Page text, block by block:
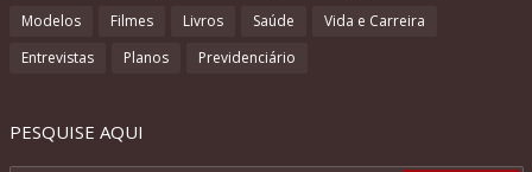
Modelos
Filmes Livros Saúde
Vida e Carreira
Entrevistas
Planos Previdenciário
PESQUISE AQUI